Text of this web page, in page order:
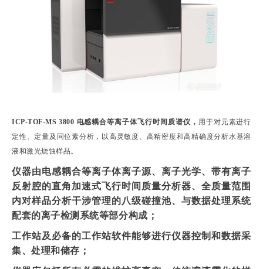
ICP-TOF-MS 3800 电感耦合等离子体飞行时间质谱仪， 用于对元素进行
定性、定量及同位素分析，以高灵敏度、高精密度和高精确度分析水基溶
液和激光烧蚀样品。
仪器由电感耦合等离子体离子源、离子光学、带有离子
反射腔的直角加速式飞行时间质量分析器、全质量范围
内对样品分析干涉管理的八级碰撞池、与数据处理系统
配套的离子检测系统等部分构成；
工作站及必备的工作站软件能够进行仪器控制和数据采
集、处理和储存；